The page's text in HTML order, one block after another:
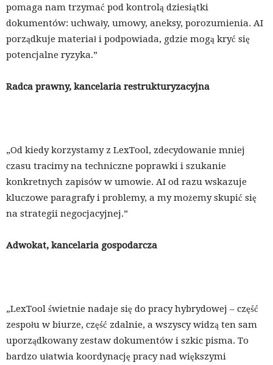
pomaga nam trzymać pod kontrolą dziesiątki
dokumentów: uchwały, umowy, aneksy, porozumienia. AI
porządkuje materiał i podpowiada, gdzie mogą kryć się
potencjalne ryzyka.”
Radca prawny, kancelaria restrukturyzacyjna
„Od kiedy korzystamy z LexTool, zdecydowanie mniej
czasu tracimy na techniczne poprawki i szukanie
konkretnych zapisów w umowie. AI od razu wskazuje
kluczowe paragrafy i problemy, a my możemy skupić się
na strategii negocjacyjnej.”
Adwokat, kancelaria gospodarcza
„LexTool świetnie nadaje się do pracy hybrydowej – część
zespołu w biurze, część zdalnie, a wszyscy widzą ten sam
uporządkowany zestaw dokumentów i szkic pisma. To
bardzo ułatwia koordynację pracy nad większymi